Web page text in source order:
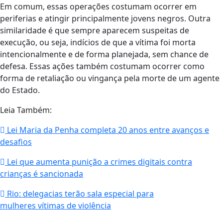
Em comum, essas operações costumam ocorrer em
periferias e atingir principalmente jovens negros. Outra
similaridade é que sempre aparecem suspeitas de
execução, ou seja, indícios de que a vítima foi morta
intencionalmente e de forma planejada, sem chance de
defesa. Essas ações também costumam ocorrer como
forma de retaliação ou vingança pela morte de um agente
do Estado.
Leia Também:
Lei Maria da Penha completa 20 anos entre avanços e
desafios
Lei que aumenta punição a crimes digitais contra
crianças é sancionada
Rio: delegacias terão sala especial para
mulheres vítimas de violência